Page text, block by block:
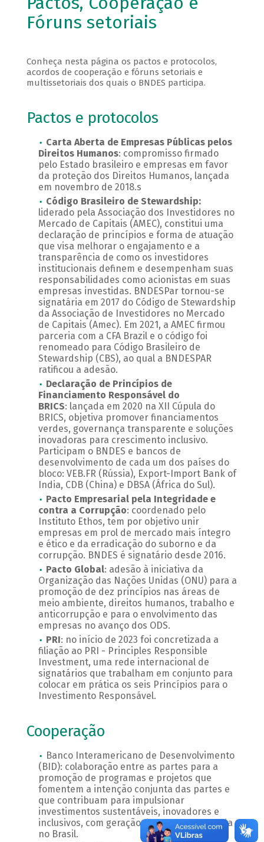
Fóruns setoriais
Conheça nesta página os pactos e protocolos,
acordos de cooperação e fóruns setoriais e
multissetoriais dos quais o BNDES participa.
Pactos e protocolos
Carta Aberta de Empresas Públicas pelos
Direitos Humanos: compromisso firmado
pelo Estado brasileiro e empresas em favor
da proteção dos Direitos Humanos, lançada
em novembro de 2018.s
Código Brasileiro de Stewardship:
liderado pela Associação dos Investidores no
Mercado de Capitais (AMEC), constitui uma
declaração de princípios e forma de atuação
que visa melhorar o engajamento e a
transparência de como os investidores
institucionais definem e desempenham suas
responsabilidades como acionistas em suas
empresas investidas. BNDESPar tornou-se
signatária em 2017 do Código de Stewardship
da Associação de Investidores no Mercado
de Capitais (Amec). Em 2021, a AMEC firmou
parceria com a CFA Brazil e o código foi
renomeado para Código Brasileiro de
Stewardship (CBS), ao qual a BNDESPAR
ratificou a adesão.
Declaração de Princípios de
Financiamento Responsável do
BRICS: lançada em 2020 na XII Cúpula do
BRICS, objetiva promover financiamentos
verdes, governança transparente e soluções
inovadoras para crescimento inclusivo.
Participam o BNDES e bancos de
desenvolvimento de cada um dos países do
bloco: VEB.FR (Rússia), Export-Import Bank of
India, CDB (China) e DBSA (África do Sul).
Pacto Empresarial pela Integridade e
contra a Corrupção: coordenado pelo
Instituto Ethos, tem por objetivo unir
empresas em prol de mercado mais íntegro
e ético e da erradicação do suborno e da
corrupção. BNDES é signatário desde 2016.
Pacto Global: adesão à iniciativa da
Organização das Nações Unidas (ONU) para a
promoção de dez princípios nas áreas de
meio ambiente, direitos humanos, trabalho e
anticorrupção e para o envolvimento das
empresas no avanço dos ODS.
PRI: no início de 2023 foi concretizada a
filiação ao PRI - Principles Responsible
Investment, uma rede internacional de
signatários que trabalham em conjunto para
colocar em prática os seis Princípios para o
Investimento Responsável.
Cooperação
Banco Interamericano de Desenvolvimento
(BID): colaboração entre as partes para a
promoção de programas e projetos que
fomentem a intenção conjunta das partes e
que contribuam para impulsionar
investimentos sustentáveis, inovadores e
inclusivos, com geração de emprego e renda
no Brasil.